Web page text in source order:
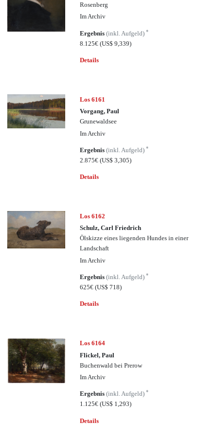
Rosenberg
Im Archiv
Ergebnis(inkl. Aufgeld)*
8.125€(US$ 9,339)
Details
Los 6161
Vorgang, Paul
Grunewaldsee
Im Archiv
Ergebnis(inkl. Aufgeld)*
2.875€(US$ 3,305)
Details
Los 6162
Schulz, Carl Friedrich
Ölskizze eines liegenden Hundes in einer
Landschaft
Im Archiv
Ergebnis(inkl. Aufgeld)*
625€(US$ 718)
Details
Los 6164
Flickel, Paul
Buchenwald bei Prerow
Im Archiv
Ergebnis(inkl. Aufgeld)*
1.125€(US$ 1,293)
Details